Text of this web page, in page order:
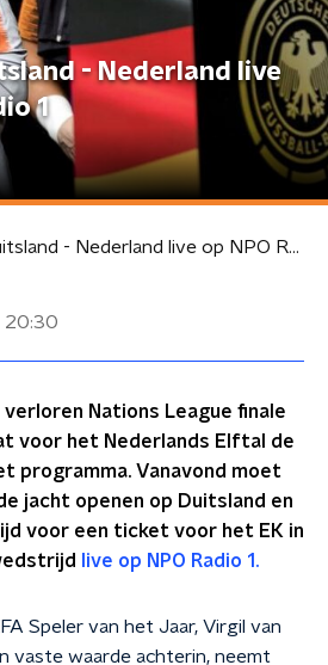
- Nederland live
1
Luister Duitsland - Nederland live op NPO Radio 1
20:30
verloren Nations League finale
voor het Nederlands Elftal de
programma. Vanavond moet
jacht openen op Duitsland en
voor een ticket voor het EK in
live op NPO Radio 1.
Speler van het Jaar, Virgil van
vaste waarde achterin, neemt